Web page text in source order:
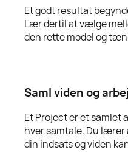
Et godt resultat
Lær dertil at vælge
den rette model og
Saml viden og
Et Project er et samlet
hver samtale. Du lærer
din indsats og viden